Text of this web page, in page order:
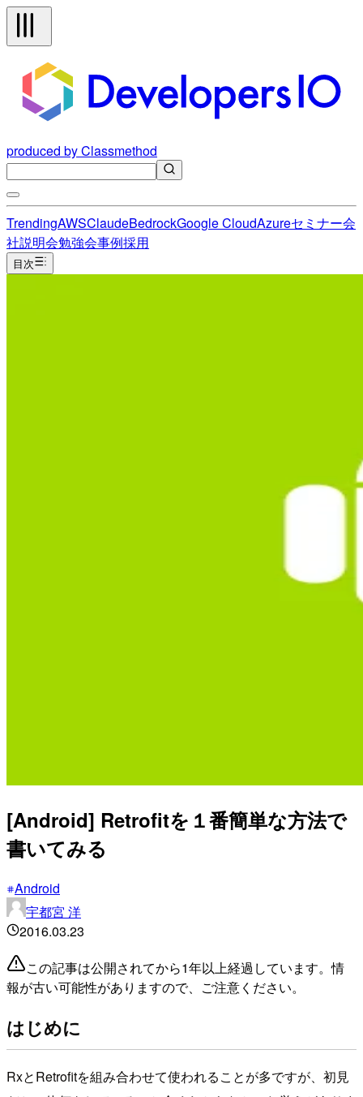
produced by Classmethod
TrendingAWSClaudeBedrockGoogle CloudAzureセミナー会
社説明会勉強会事例採用
目次
[Android] Retrofitを１番簡単な方法で
書いてみる
Android
宇都宮 洋
2016.03.23
この記事は公開されてから1年以上経過しています。情
報が古い可能性がありますので、ご注意ください。
はじめに
RxとRetrofitを組み合わせて使われることが多ですが、初見